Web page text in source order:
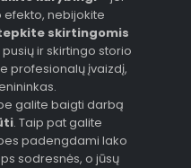
nebijokite
skirtingomis
pusių ir skirtingo storio
profesionalų įvaizdį,
galite baigti darbą
. Taip pat galite
padengdami lako
sodresnės, o jūsų